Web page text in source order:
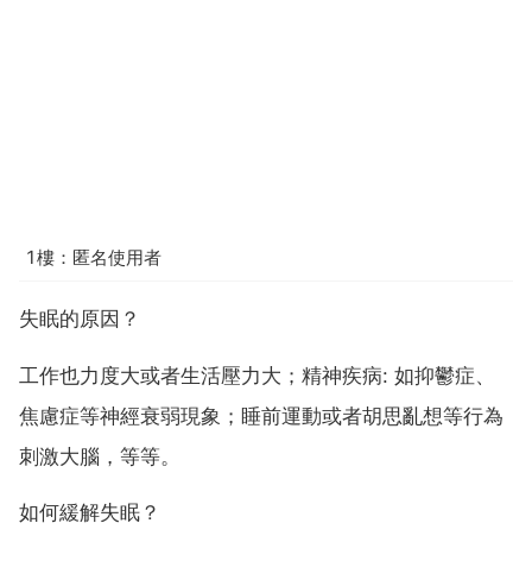
1樓：匿名使用者
失眠的原因？
工作也力度大或者生活壓力大；精神疾病: 如抑鬱症、
焦慮症等神經衰弱現象；睡前運動或者胡思亂想等行為
刺激大腦，等等。
如何緩解失眠？